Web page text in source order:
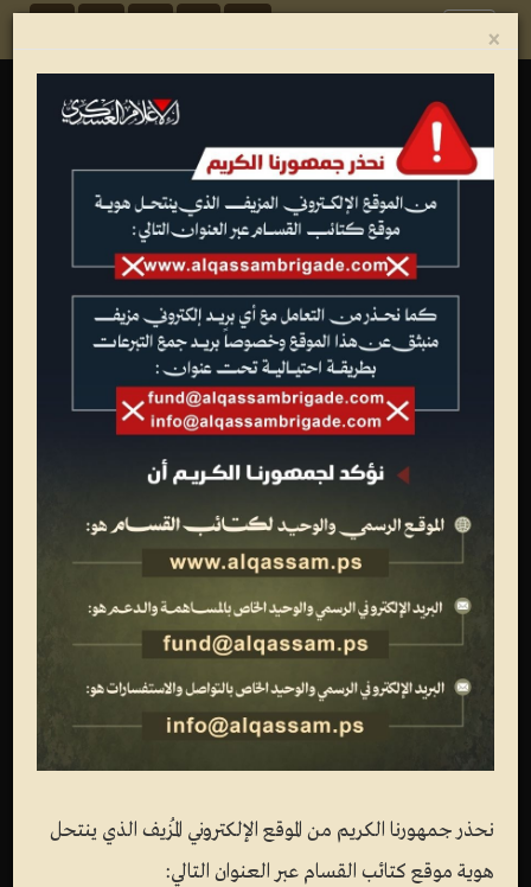
ألبوم الصور
شهداء القسام تصاميم فنية عمليات جهادية الجيل الأول للقسام
تدريبات وعروض عسكرية متفرقات وفاء الأحرار
×
نحذر جمهورنا الكريم من الموقع الإلكتروني المُزيف الذي ينتحل
هوية موقع كتائب القسام عبر العنوان التالي: